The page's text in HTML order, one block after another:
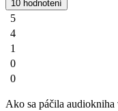
10 hodnotení
5
4
1
0
0
Ako sa páčila audiokniha